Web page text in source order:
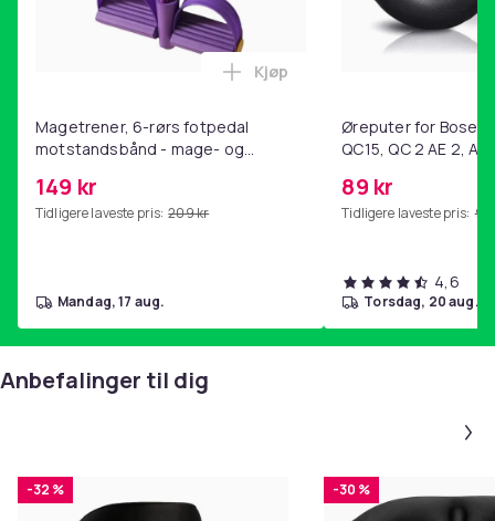
Produktsikkerhetsinformasjon
Magetrener, 6-rørs fotpedal
motstandsbånd - mage- og
hjemmegymnastikk Purple
149 kr
Tidligere laveste pris: 209 kr
Legg Magetrener, 6-rørs
Kjøp
mandag, 17 aug.
Øreputer for Bose
QC15, QC 2 AE 2, AE
89 kr
Tidligere laveste pris: 99
4,6
torsdag, 20 aug.
Anbefalinger til dig
-32 % -30 %